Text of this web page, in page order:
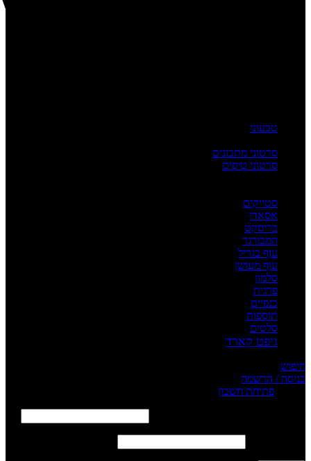
טבעוני
סרטוני מתכונים
סרטוני טיפים
סטייקים
אסאדו
בריסקט
המבורגר
עוף בגריל
עוף מעושן
סלמון
פרגית
כנפיים
תוספות
סלטים
גיפט קארד
חיפוש
כניסה / הרשמה
פתיחת חשבון